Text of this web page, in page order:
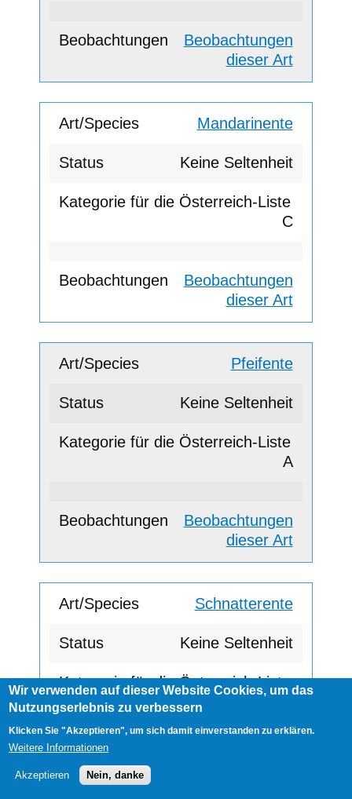
Beobachtungen
dieser Art
Mandarinente
Keine Seltenheit
C
Beobachtungen
dieser Art
Pfeifente
Keine Seltenheit
A
Beobachtungen
dieser Art
Schnatterente
Keine Seltenheit
Wir verwenden auf dieser Website Cookies, um das
Nutzungserlebnis zu verbessern
Klicken Sie "Akzeptieren", um sich damit einverstanden zu erklären.
Weitere Informationen
Akzeptieren Nein, danke